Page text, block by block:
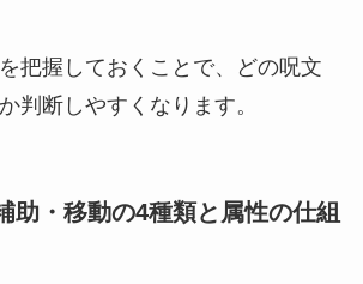
把握しておくことで、どの呪文
判断しやすくなります。
助・移動の4種類と属性の仕組